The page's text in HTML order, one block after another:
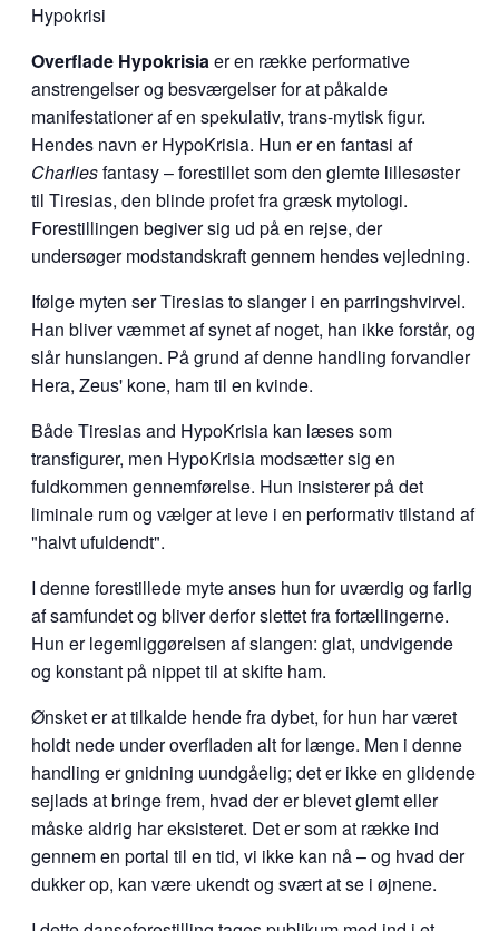
Hypokrisi
Overflade Hypokrisiaer en række performative
anstrengelser og besværgelser for at påkalde
manifestationer af en spekulativ, trans-mytisk figur.
Hendes navn er HypoKrisia. Hun er en fantasi af
Charliesfantasy – forestillet som den glemte lillesøster
til Tiresias, den blinde profet fra græsk mytologi.
Forestillingen begiver sig ud på en rejse, der
undersøger modstandskraft gennem hendes vejledning.
Ifølge myten ser Tiresias to slanger i en parringshvirvel.
Han bliver væmmet af synet af noget, han ikke forstår, og
slår hunslangen. På grund af denne handling forvandler
Hera, Zeus' kone, ham til en kvinde.
Både Tiresias and HypoKrisia kan læses som
transfigurer, men HypoKrisia modsætter sig en
fuldkommen gennemførelse. Hun insisterer på det
liminale rum og vælger at leve i en performativ tilstand af
"halvt ufuldendt".
I denne forestillede myte anses hun for uværdig og farlig
af samfundet og bliver derfor slettet fra fortællingerne.
Hun er legemliggørelsen af slangen: glat, undvigende
og konstant på nippet til at skifte ham.
Ønsket er at tilkalde hende fra dybet, for hun har været
holdt nede under overfladen alt for længe. Men i denne
handling er gnidning uundgåelig; det er ikke en glidende
sejlads at bringe frem, hvad der er blevet glemt eller
måske aldrig har eksisteret. Det er som at række ind
gennem en portal til en tid, vi ikke kan nå – og hvad der
dukker op, kan være ukendt og svært at se i øjnene.